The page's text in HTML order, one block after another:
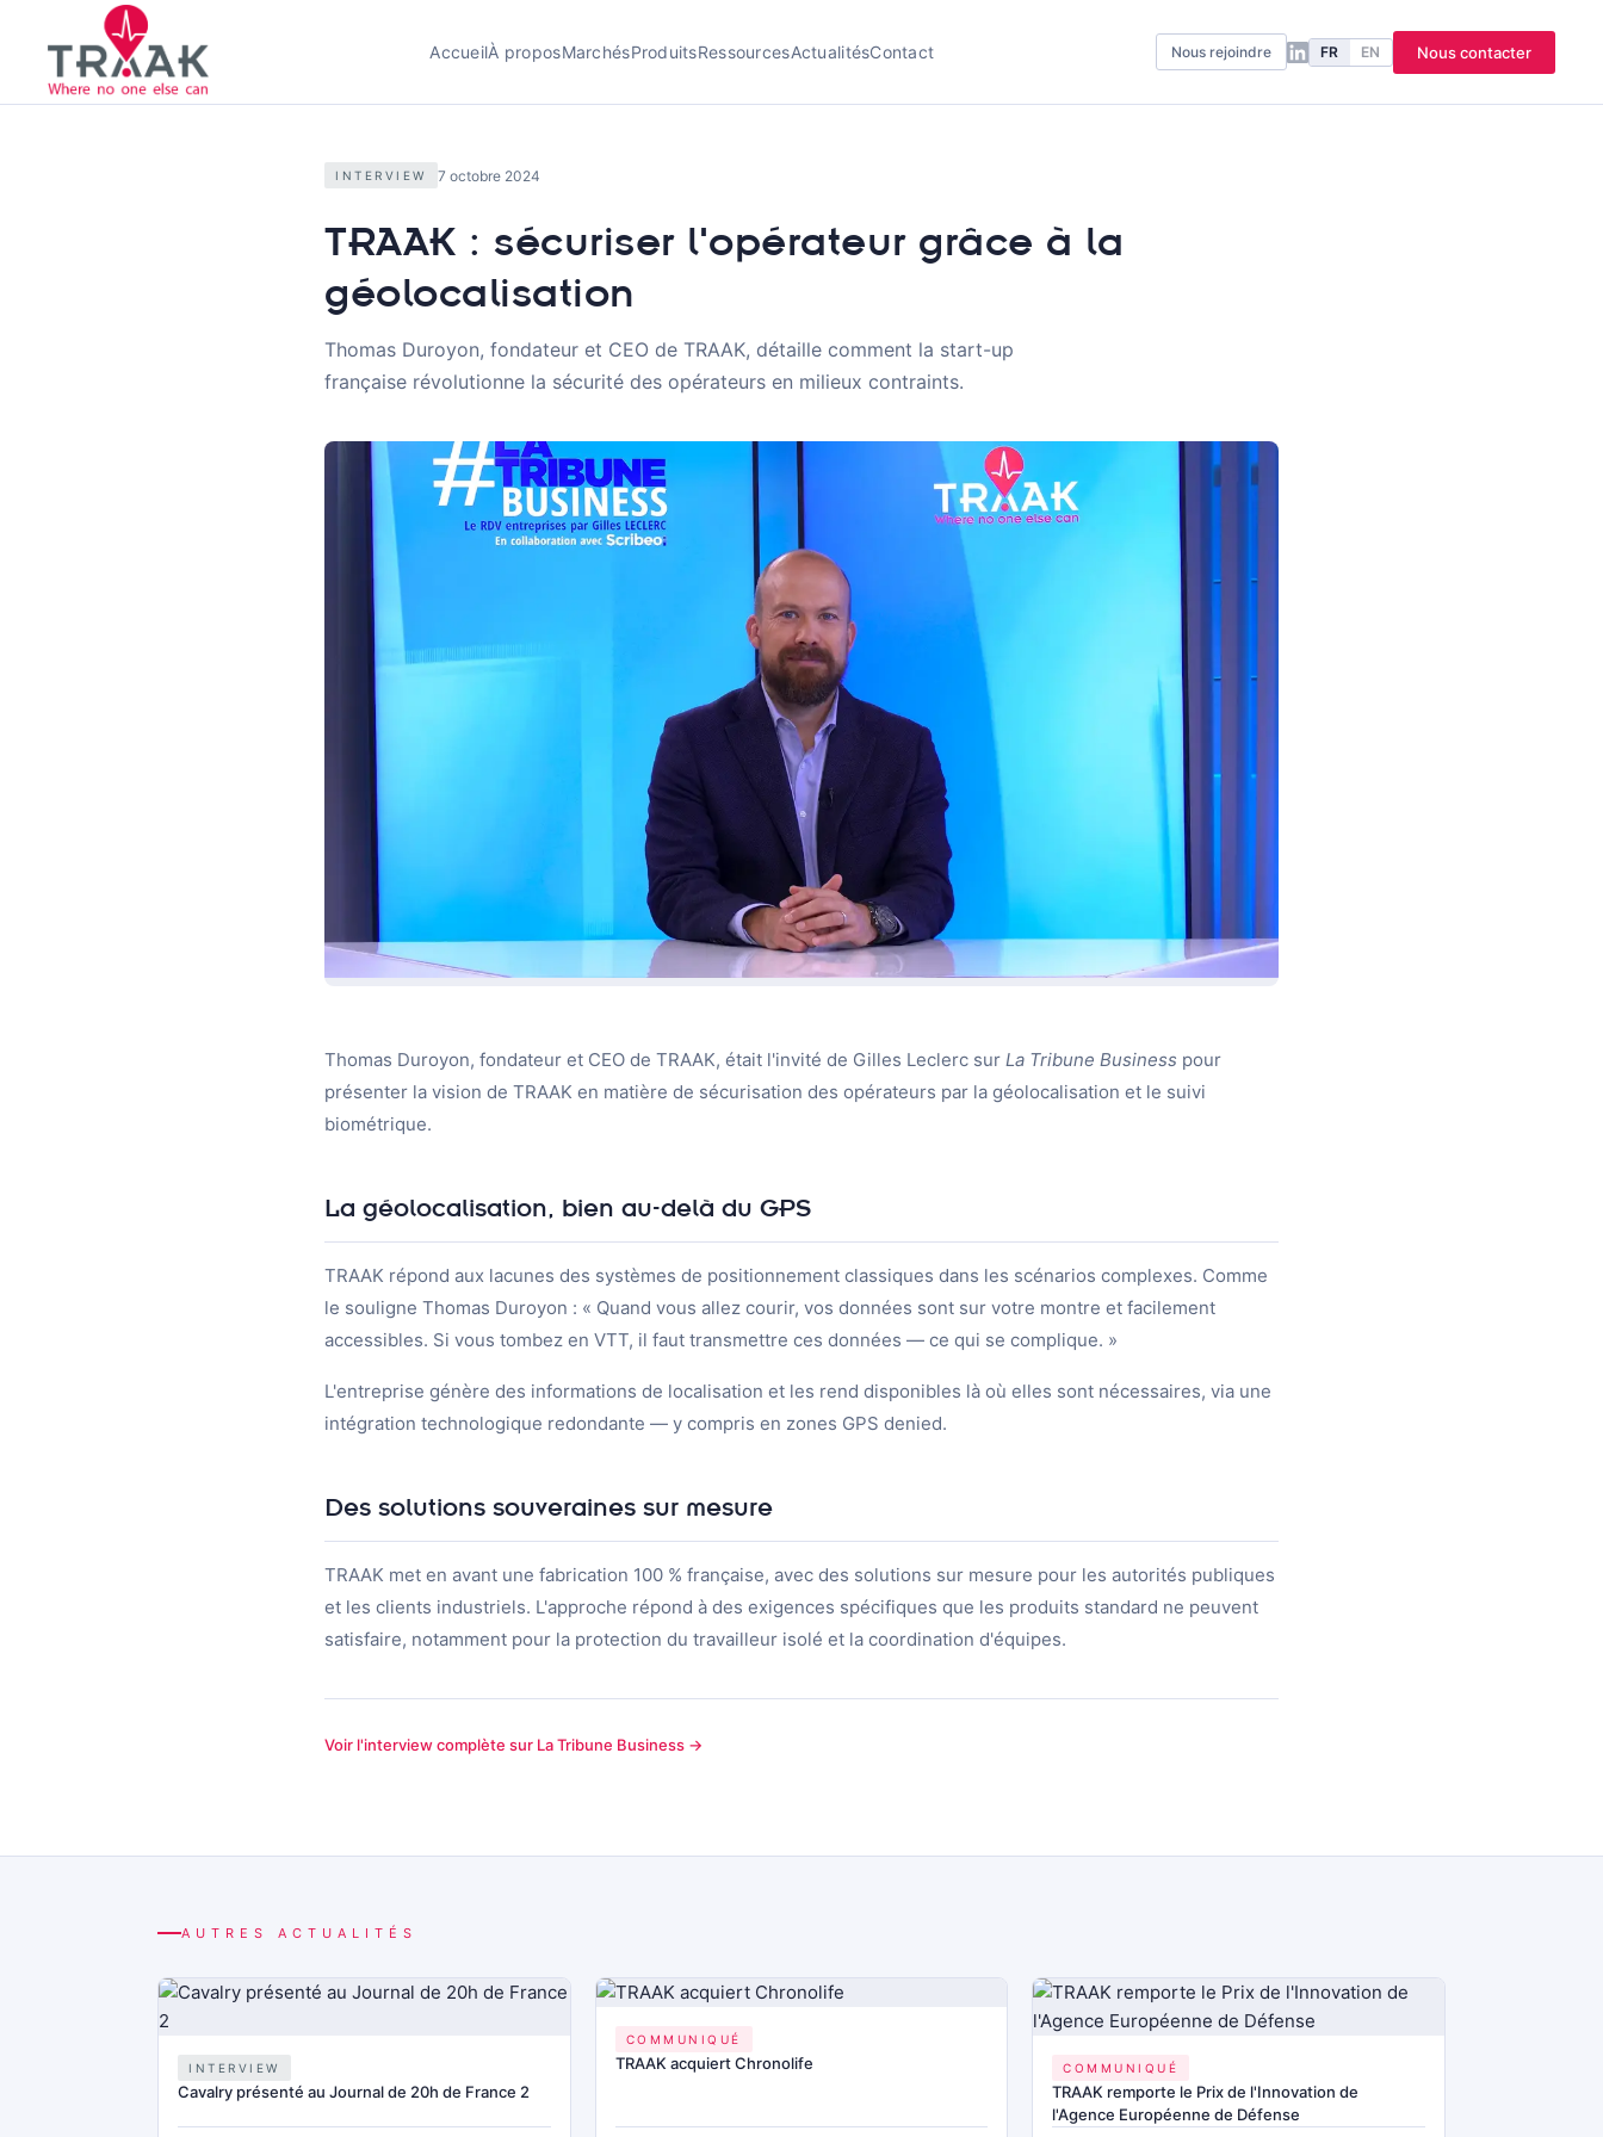
AccueilÀ proposMarchésProduitsRessourcesActualitésContact Nous rejoindre FR EN Nous contacter
INTERVIEW 7 octobre 2024
TRAAK : sécuriser l'opérateur grâce à la
géolocalisation
Thomas Duroyon, fondateur et CEO de TRAAK, détaille comment la start-up
française révolutionne la sécurité des opérateurs en milieux contraints.
Thomas Duroyon, fondateur et CEO de TRAAK, était l'invité de Gilles Leclerc sur La Tribune Business pour
présenter la vision de TRAAK en matière de sécurisation des opérateurs par la géolocalisation et le suivi
biométrique.
La géolocalisation, bien au-delà du GPS
TRAAK répond aux lacunes des systèmes de positionnement classiques dans les scénarios complexes. Comme
le souligne Thomas Duroyon : « Quand vous allez courir, vos données sont sur votre montre et facilement
accessibles. Si vous tombez en VTT, il faut transmettre ces données — ce qui se complique. »
L'entreprise génère des informations de localisation et les rend disponibles là où elles sont nécessaires, via une
intégration technologique redondante — y compris en zones GPS denied.
Des solutions souveraines sur mesure
TRAAK met en avant une fabrication 100 % française, avec des solutions sur mesure pour les autorités publiques
et les clients industriels. L'approche répond à des exigences spécifiques que les produits standard ne peuvent
satisfaire, notamment pour la protection du travailleur isolé et la coordination d'équipes.
Voir l'interview complète sur La Tribune Business →
AUTRES ACTUALITÉS
INTERVIEW
Cavalry présenté au Journal de 20h de France 2
COMMUNIQUÉ
TRAAK acquiert Chronolife COMMUNIQUÉ
TRAAK remporte le Prix de l'Innovation de
l'Agence Européenne de Défense